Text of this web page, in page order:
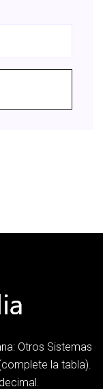
Otros Sistemas
la tabla).